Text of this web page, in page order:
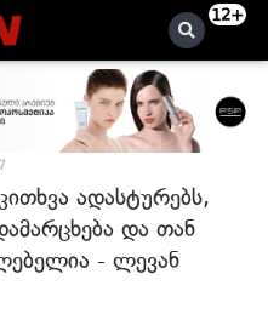
12+
ადასტურებს,
და თან
- ლევან